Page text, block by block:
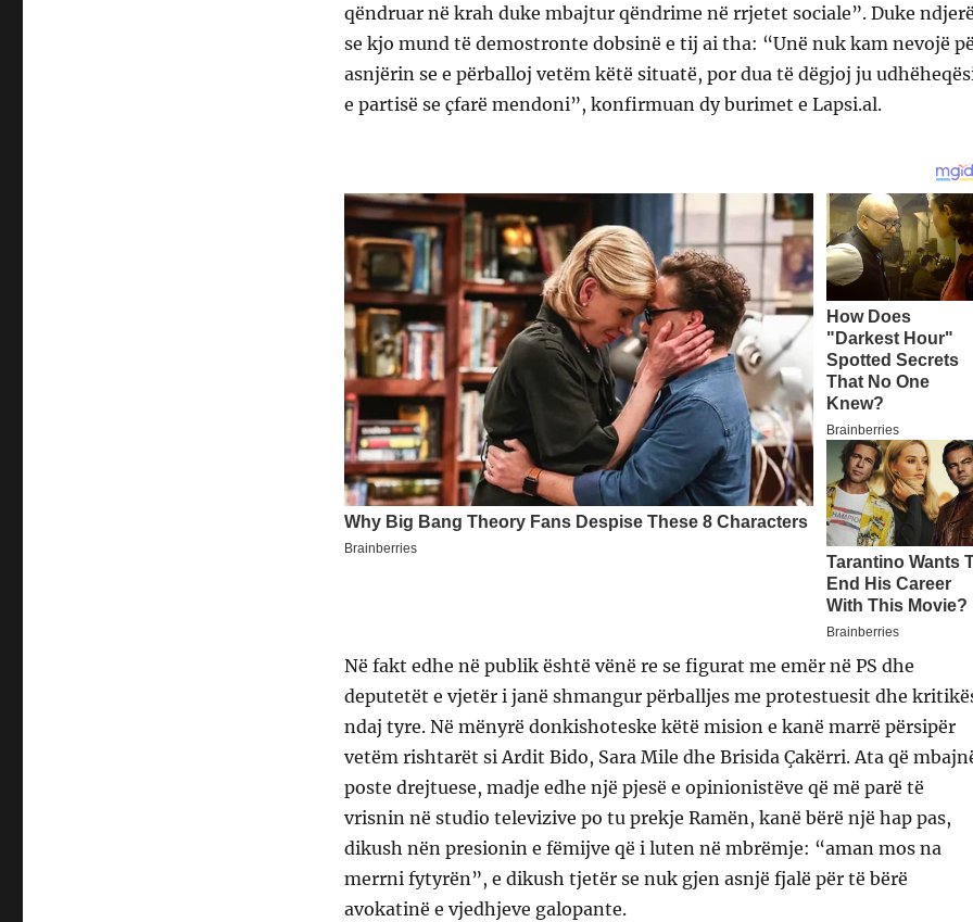
qëndruar në krah duke mbajtur qëndrime në rrjetet sociale”. Duke
se kjo mund të demostronte dobsinë e tij ai tha: “Unë nuk kam nevojë
asnjërin se e përballoj vetëm këtë situatë, por dua të dëgjoj ju
e partisë se çfarë mendoni”, konfirmuan dy burimet e Lapsi.al.
Në fakt edhe në publik është vënë re se figurat me emër në PS dhe
deputetët e vjetër i janë shmangur përballjes me protestuesit dhe
ndaj tyre. Në mënyrë donkishoteske këtë mision e kanë marrë përsipër
vetëm rishtarët si Ardit Bido, Sara Mile dhe Brisida Çakërri. Ata që
poste drejtuese, madje edhe një pjesë e opinionistëve që më parë të
vrisnin në studio televizive po tu prekje Ramën, kanë bërë një hap pas,
dikush nën presionin e fëmijve që i luten në mbrëmje: “aman mos na
merrni fytyrën”, e dikush tjetër se nuk gjen asnjë fjalë për të bërë
avokatinë e vjedhjeve galopante.